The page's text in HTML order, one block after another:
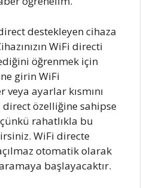
destekleyen cihaza
WiFi directi
öğrenmek için
girin WiFi
ayarlar kısmını
direct özelliğine sahipse
rahatlıkla bu
WiFi directe
otomatik olarak
başlayacaktır.